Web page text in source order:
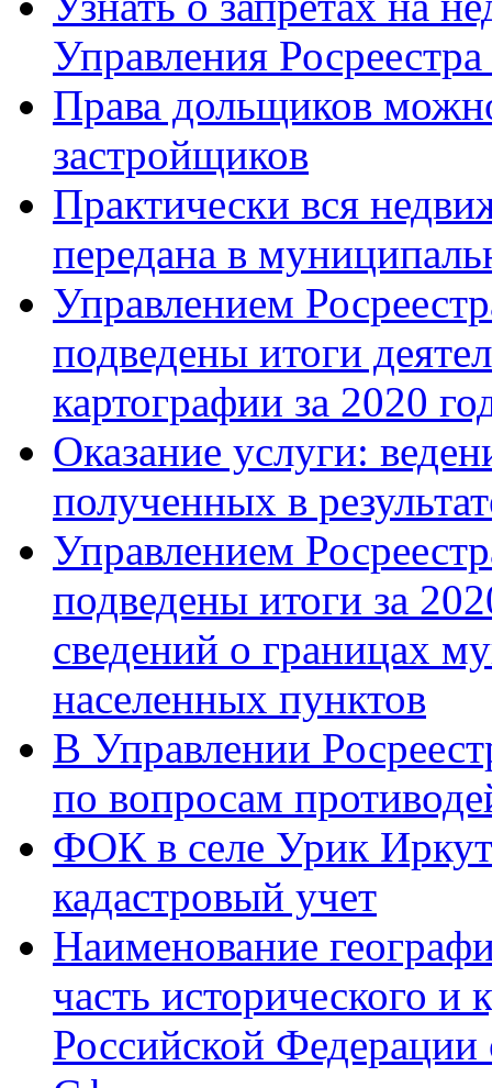
Управления
Права дольщиков
застройщиков
Практически вся
передана в
Управлением
подведены итоги
картографии за 2020
Оказание услуги:
полученных в
Управлением
подведены итоги за
сведений о границах
населенных пунктов
В Управлении
по вопросам
ФОК в селе Урик
кадастровый учет
Наименование
часть исторического и
Российской Федерации